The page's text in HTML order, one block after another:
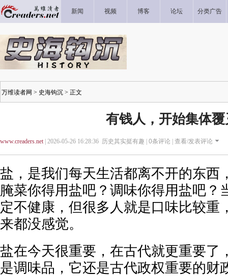
新闻 视频 博客 论坛 分类广告
万维读者网 > 史海钩沉 > 正文
有钱人，开始集体覆
www.creaders.net| 2026-05-26 16:28:36 历史其实挺有趣 | 0条评论 | 查看/发表评论
盐，是我们每天生活都离不开的东西
腌菜你得用盐吧？调味你得用盐吧？
定不健康，但很多人就是口味比较重
来都没感觉。
盐在今天很重要，在古代就更重要了
是调味品，它还是古代政权重要的财